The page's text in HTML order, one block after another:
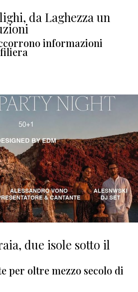
da Laghezza un
informazioni
due isole sotto il
per oltre mezzo secolo di